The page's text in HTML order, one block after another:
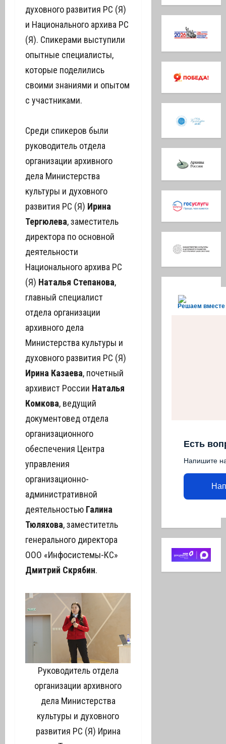
духовного развития РС (Я)
и Национального архива РС
(Я). Спикерами выступили
опытные специалисты,
которые поделились
своими знаниями и опытом
с участниками.
Среди спикеров были
руководитель отдела
организации архивного
дела Министерства
культуры и духовного
развития РС (Я) Ирина
Тергюлева, заместитель
директора по основной
деятельности
Национального архива РС
(Я) Наталья Степанова,
главный специалист
отдела организации
архивного дела
Министерства культуры и
духовного развития РС (Я)
Ирина Казаева, почетный
архивист России Наталья
Комкова, ведущий
документовед отдела
организационного
обеспечения Центра
управления
организационно-
административной
деятельностью Галина
Тюляхова, заместитетль
генерального директора
ООО «Инфосистемы-КС»
Дмитрий Скрябин.
Руководитель отдела
организации архивного
дела Министерства
культуры и духовного
развития РС (Я) Ирина
Решаем вместе
Есть
Напишите